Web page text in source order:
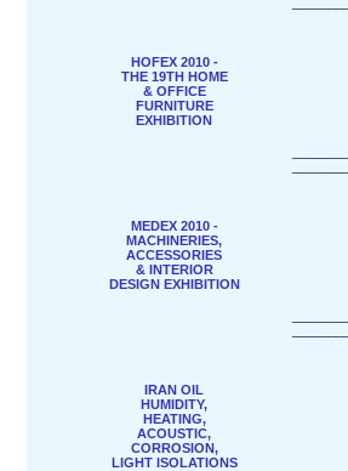
HOFEX 2010 -
THE 19TH HOME
& OFFICE
FURNITURE
EXHIBITION
MEDEX 2010 -
MACHINERIES,
ACCESSORIES
& INTERIOR
DESIGN EXHIBITION
IRAN OIL
HUMIDITY,
HEATING,
ACOUSTIC,
CORROSION,
LIGHT ISOLATIONS